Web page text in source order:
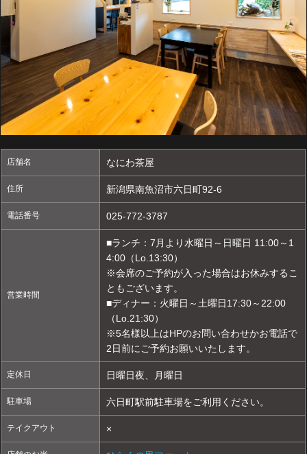
店舗名 なにわ茶屋
住所 新潟県南魚沼市六日町92-6
電話番号 025-772-3787
営業時間
■ランチ：7月より水曜日～日曜日 11:00～1
4:00（Lo.13:30）
※会席のご予約が入った場合はお休みするこ
ともございます。
■ディナー：火曜日～土曜日17:30～22:00
（Lo.21:30）
※5名様以上はHPのお問い合わせかお電話で
2日前にご予約お願いいたします。
定休日 日曜日夜、月曜日
駐車場 六日町駅前駐車場をご利用ください。
テイクアウト ×